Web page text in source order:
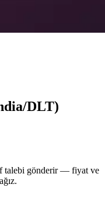
DLT)
talebi gönderir — fiyat ve